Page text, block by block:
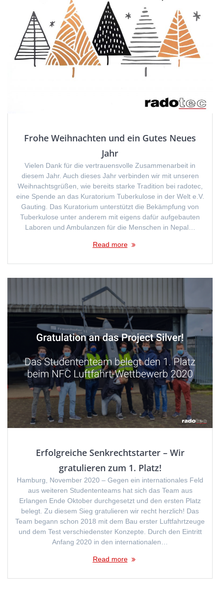
Frohe Weihnachten und ein Gutes Neues
Jahr
Vielen Dank für die vertrauensvolle Zusammenarbeit in
diesem Jahr. Auch dieses Jahr verbinden wir mit unseren
Weihnachtsgrüßen, wie bereits starke Tradition bei radotec,
eine Spende an das Kuratorium Tuberkulose in der Welt e.V.
Gauting. Das Kuratorium unterstützt die Bekämpfung von
Tuberkulose unter anderem mit eigens dafür aufgebauten
Laboren und Ambulanzen für die Menschen in Nepal…
Read more
Erfolgreiche Senkrechtstarter – Wir
gratulieren zum 1. Platz!
Hamburg, November 2020 – Gegen ein internationales Feld
aus weiteren Studententeams hat sich das Team aus
Erlangen Ende Oktober durchgesetzt und den ersten Platz
belegt. Zu diesem Sieg gratulieren wir recht herzlich! Das
Team begann schon 2018 mit dem Bau erster Luftfahrtzeuge
und dem Test verschiedenster Konzepte. Durch den Eintritt
Anfang 2020 in den internationalen…
Read more